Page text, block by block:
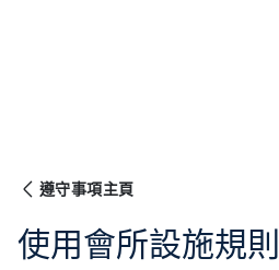
遵守事項主頁
使用會所設施規則